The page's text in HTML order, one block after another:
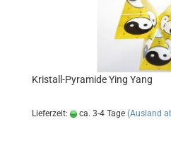
Kristall-Pyramide Ying Yang
Lieferzeit: ca. 3-4 Tage (Ausland